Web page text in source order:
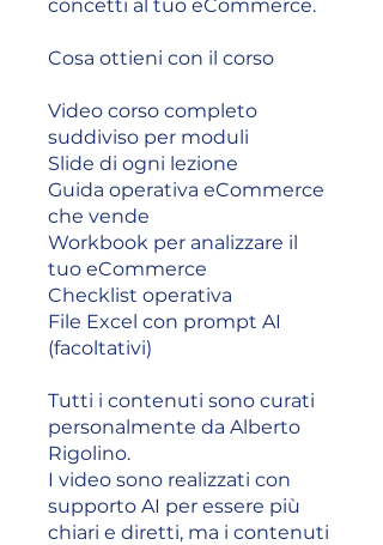
concetti al tuo eCommerce.
Cosa ottieni con il corso
Video corso completo
suddiviso per moduli
Slide di ogni lezione
Guida operativa eCommerce
che vende
Workbook per analizzare il
tuo eCommerce
Checklist operativa
File Excel con prompt AI
(facoltativi)
Tutti i contenuti sono curati
personalmente da Alberto
Rigolino.
I video sono realizzati con
supporto AI per essere più
chiari e diretti, ma i contenuti